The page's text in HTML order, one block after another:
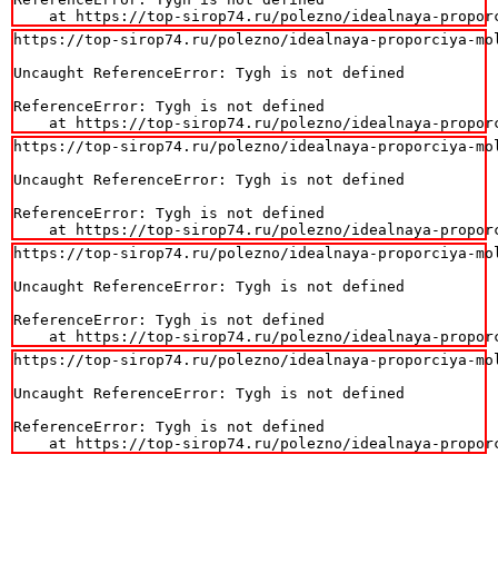
at https://top-sirop74.ru/polezno/idealnaya-
https://top-sirop74.ru/polezno/idealnaya-proporciya-
Uncaught ReferenceError: Tygh is not defined
ReferenceError: Tygh is not defined
at https://top-sirop74.ru/polezno/idealnaya-
https://top-sirop74.ru/polezno/idealnaya-proporciya-
Uncaught ReferenceError: Tygh is not defined
ReferenceError: Tygh is not defined
at https://top-sirop74.ru/polezno/idealnaya-
https://top-sirop74.ru/polezno/idealnaya-proporciya-
Uncaught ReferenceError: Tygh is not defined
ReferenceError: Tygh is not defined
at https://top-sirop74.ru/polezno/idealnaya-
https://top-sirop74.ru/polezno/idealnaya-proporciya-
Uncaught ReferenceError: Tygh is not defined
ReferenceError: Tygh is not defined
at https://top-sirop74.ru/polezno/idealnaya-